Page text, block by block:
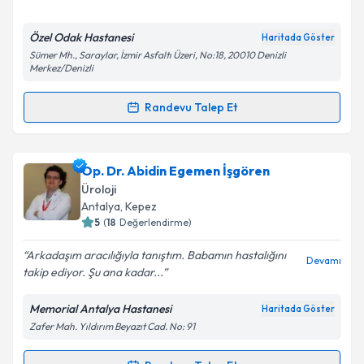
Kişisel verilerimin işlenmesine ilişkin
Metni'ni okudum ve kişisel verilerimin belirtilen
Özel Odak Hastanesi Haritada Göster
Sümer Mh., Saraylar, İzmir Asfaltı Üzeri, No:18, 20010 Denizli
Merkez/Denizli
Randevu Talep Et
Randevu Takvimi Talebi
Prof. Dr. Mehmet Zafer Sınıkiçin randevu takvimi
talebi oluşturun. Size bu uzmandan randevu almanız
için bir takvim hazırlandığında e-posta ile
bilgilendireceğiz.
E-posta Adresiniz
Kişisel verilerimin işlenmesine ilişkin
Metni'ni okudum ve kişisel verilerimin belirtilen
Op. Dr. Abidin Egemen İşgören
Üroloji
Antalya, Kepez
5 (18 Değerlendirme)
Arkadaşım aracılığıyla tanıştım. Babamın hastalığını
takip ediyor. Şu ana kadar...
Devamı
Memorial Antalya Hastanesi Haritada Göster
Zafer Mah. Yıldırım Beyazıt Cad. No: 91